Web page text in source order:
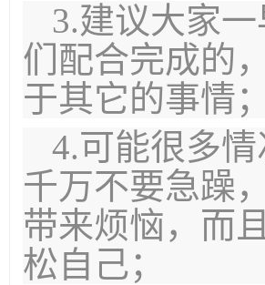
3.建议大家
们配合完成的
于其它的事情；
4.可能很多
千万不要急躁
带来烦恼，而
松自己；